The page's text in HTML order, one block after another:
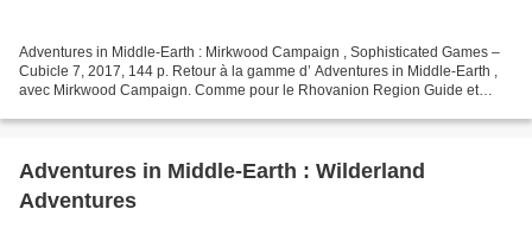
Adventures in Middle-Earth : Mirkwood Campaign , Sophisticated Games –
Cubicle 7, 2017, 144 p. Retour à la gamme d’ Adventures in Middle-Earth ,
avec Mirkwood Campaign. Comme pour le Rhovanion Region Guide et
Adventures in Middle-Earth : Wilderland
Adventures